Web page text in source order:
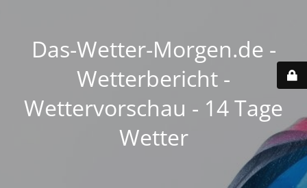
Das-Wetter-Morgen.de -
Wetterbericht -
Wettervorschau - 14 Tage
Wetter